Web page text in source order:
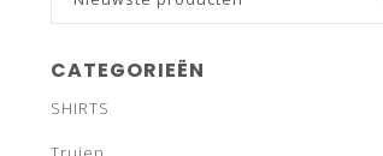
CATEGORIEËN
SHIRTS